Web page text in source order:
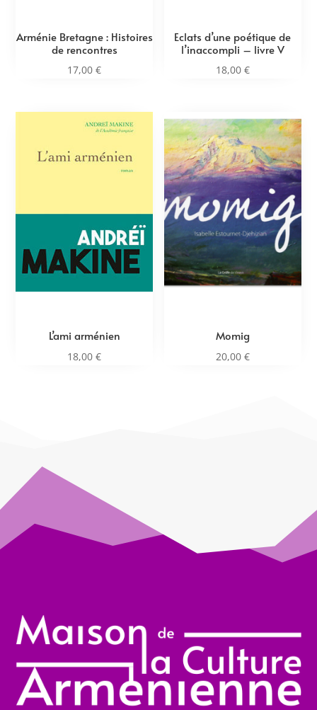
Arménie Bretagne : Histoires
de rencontres
17,00€
Eclats d’une poétique de
l’inaccompli – livre V
18,00 €
L’ami arménien
18,00€
Momig
20,00 €